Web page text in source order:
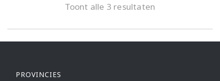
Toont alle 3 resultaten
PROVINCIES